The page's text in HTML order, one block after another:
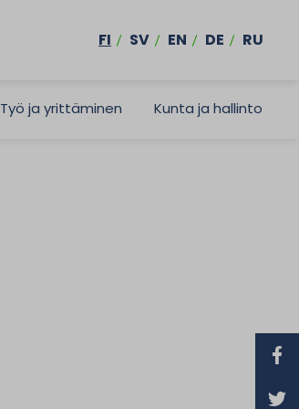
FI SV EN DE RU
Työ ja yrittäminen Kunta ja hallinto